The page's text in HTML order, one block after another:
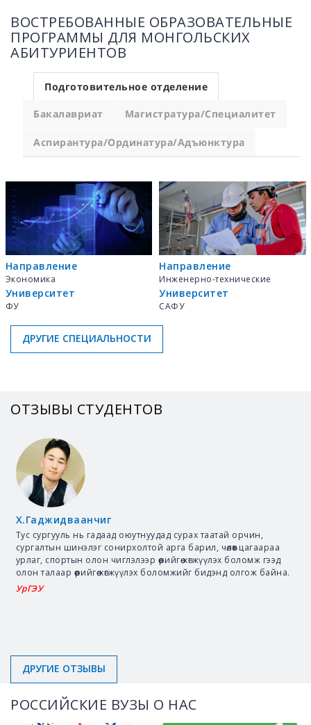
ВОСТРЕБОВАННЫЕ ОБРАЗОВАТЕЛЬНЫЕ
ПРОГРАММЫ ДЛЯ МОНГОЛЬСКИХ
АБИТУРИЕНТОВ
Подготовительное отделение
Бакалавриат Магистратура/Специалитет
Аспирантура/Ординатура/Адъюнктура
Направление
Экономика
Университет
ФУ
Направление
Инженерно-технические
Университет
САФУ
ДРУГИЕ СПЕЦИАЛЬНОСТИ
ОТЗЫВЫ СТУДЕНТОВ
Х.Гаджидваанчиг
Тус сургууль нь гадаад оюутнуудад сурах таатай орчин,
сургалтын шинэлэг сонирхолтой арга барил, чөлөөт цагаараа
урлаг, спортын олон чиглэлээр өөрийгөө хөгжүүлэх боломж гээд
олон талаар өөрийгөө хөгжүүлэх боломжийг бидэнд олгож байна.
УрГЭУ
ДРУГИЕ ОТЗЫВЫ
РОССИЙСКИЕ ВУЗЫ О НАС